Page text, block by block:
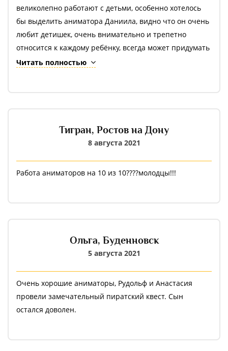
великолепно работают с детьми, особенно хотелось
бы выделить аниматора Даниила, видно что он очень
любит детишек, очень внимательно и трепетно
относится к каждому ребёнку, всегда может придумать
чем занять детей.
Читать полностью
Тигран, Ростов на Дону
8 августа 2021
Работа аниматоров на 10 из 10????молодцы!!!
Ольга, Буденновск
5 августа 2021
Очень хорошие аниматоры, Рудольф и Анастасия
провели замечательный пиратский квест. Сын
остался доволен.